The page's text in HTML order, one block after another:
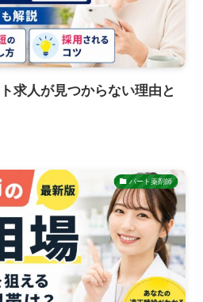
求人が見つからない理由と
パート薬剤師